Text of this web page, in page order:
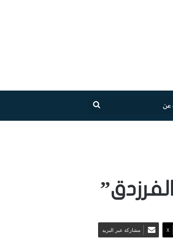
عن
‫X مشاركة عبر البريد